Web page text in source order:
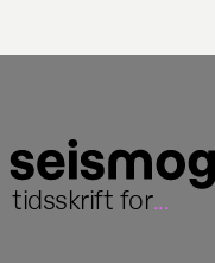
tidsskrift for...